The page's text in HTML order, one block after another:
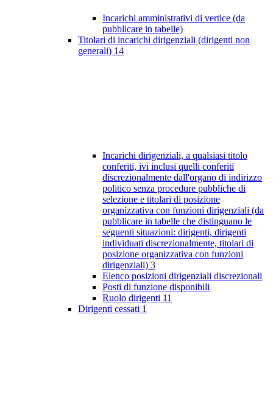
Incarichi amministrativi di vertice (da
pubblicare in tabelle)
Titolari di incarichi dirigenziali (dirigenti non
generali) 14
Incarichi dirigenziali, a qualsiasi titolo
conferiti, ivi inclusi quelli conferiti
discrezionalmente dall'organo di indirizzo
politico senza procedure pubbliche di
selezione e titolari di posizione
organizzativa con funzioni dirigenziali (da
pubblicare in tabelle che distinguano le
seguenti situazioni: dirigenti, dirigenti
individuati discrezionalmente, titolari di
posizione organizzativa con funzioni
dirigenziali) 3
Elenco posizioni dirigenziali discrezionali
Posti di funzione disponibili
Ruolo dirigenti 11
Dirigenti cessati 1